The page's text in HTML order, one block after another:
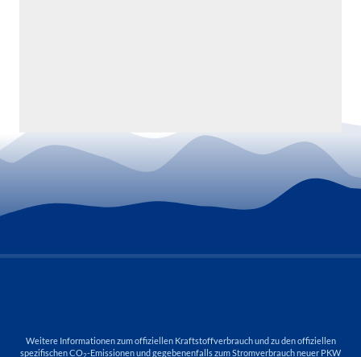
Weitere Informationen zum offiziellen Kraftstoffverbrauch und zu den offiziellen
spezifischen CO2-Emissionen und gegebenenfalls zum Stromverbrauch neuer PKW